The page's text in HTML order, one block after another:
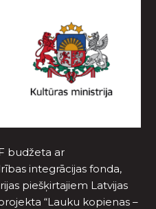
budžeta ar
integrācijas fonda,
piešķirtajiem Latvijas
“Lauku kopienas –